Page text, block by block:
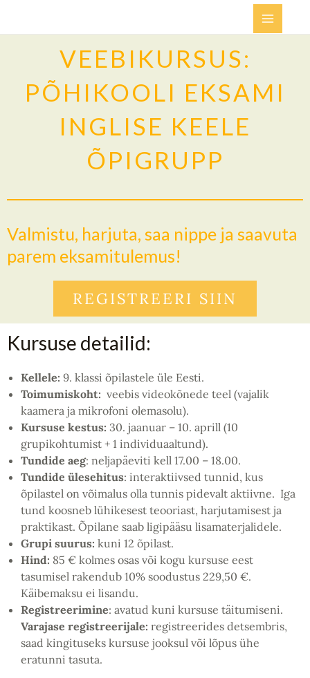
Main
VEEBIKURSUS:
PÕHIKOOLI EKSAMI
INGLISE KEELE
ÕPIGRUPP
Valmistu, harjuta, saa nippe ja saavuta
parem eksamitulemus!
REGISTREERI SIIN
Kursuse detailid:
Kellele: 9. klassi õpilastele üle Eesti.
Toimumiskoht: veebis videokõnede teel (vajalik
kaamera ja mikrofoni olemasolu).
Kursuse kestus: 30. jaanuar – 10. aprill (10
grupikohtumist + 1 individuaaltund).
Tundide aeg: neljapäeviti kell 17.00 – 18.00.
Tundide ülesehitus: interaktiivsed tunnid, kus
õpilastel on võimalus olla tunnis pidevalt aktiivne. Iga
tund koosneb lühikesest teooriast, harjutamisest ja
praktikast. Õpilane saab ligipääsu lisamaterjalidele.
Grupi suurus: kuni 12 õpilast.
Hind: 85 € kolmes osas või kogu kursuse eest
tasumisel rakendub 10% soodustus 229,50 €.
Käibemaksu ei lisandu.
Registreerimine: avatud kuni kursuse täitumiseni.
Varajase registreerijale: registreerides detsembris,
saad kingituseks kursuse jooksul või lõpus ühe
eratunni tasuta.